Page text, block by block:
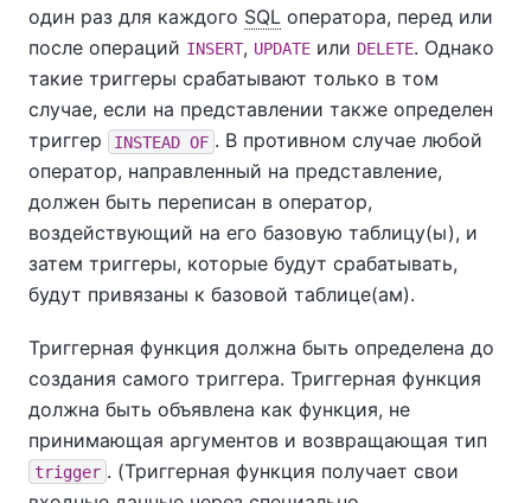
один раз для каждого SQL оператора, перед или
после операций INSERT, UPDATE или DELETE. Однако
такие триггеры срабатывают только в том
случае, если на представлении также определен
триггер
INSTEAD OF . В противном случае любой
оператор, направленный на представление,
должен быть переписан в оператор,
воздействующий на его базовую таблицу(ы), и
затем триггеры, которые будут срабатывать,
будут привязаны к базовой таблице(ам).
Триггерная функция должна быть определена до
создания самого триггера. Триггерная функция
должна быть объявлена как функция, не
принимающая аргументов и возвращающая тип
trigger . (Триггерная функция получает свои